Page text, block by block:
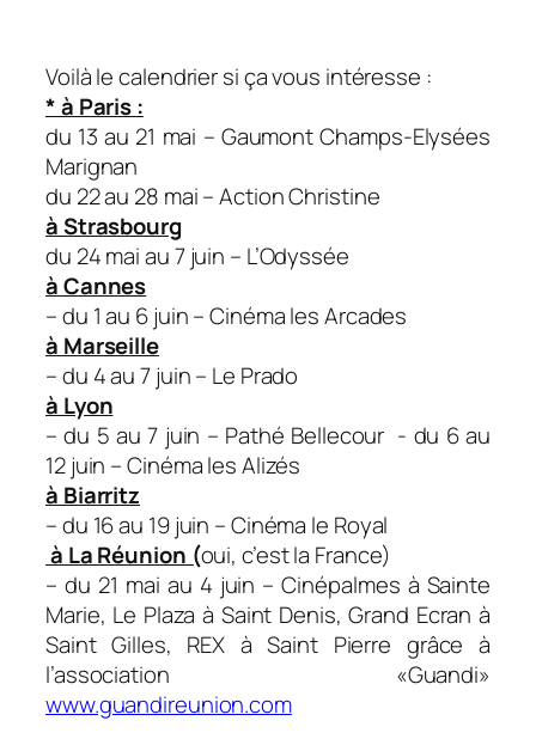
Voilà le calendrier si ça vous intéresse :
* à Paris :
du 13 au 21 mai – Gaumont Champs-Elysées
Marignan
du 22 au 28 mai – Action Christine
à Strasbourg
du 24 mai au 7 juin – L’Odyssée
à Cannes
– du 1 au 6 juin – Cinéma les Arcades
à Marseille
– du 4 au 7 juin – Le Prado
à Lyon
– du 5 au 7 juin – Pathé Bellecour - du 6 au
12 juin – Cinéma les Alizés
à Biarritz
– du 16 au 19 juin – Cinéma le Royal
à La Réunion (oui, c’est la France)
– du 21 mai au 4 juin – Cinépalmes à Sainte
Marie, Le Plaza à Saint Denis, Grand Ecran à
Saint Gilles, REX à Saint Pierre grâce à
l’association «Guandi»
www.guandireunion.com